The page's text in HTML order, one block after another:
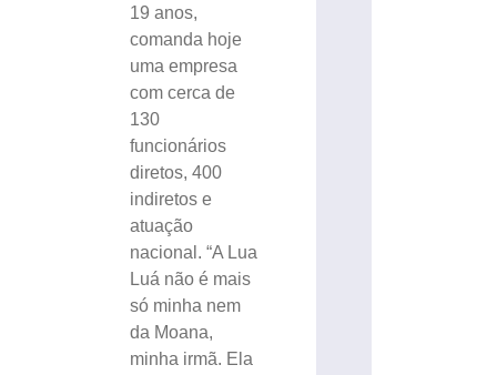
19 anos,
comanda hoje
uma empresa
com cerca de
130
funcionários
diretos, 400
indiretos e
atuação
nacional. “A Lua
Luá não é mais
só minha nem
da Moana,
minha irmã. Ela